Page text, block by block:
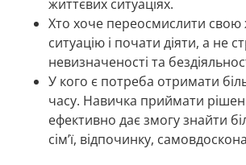
життєвих ситуаціях.
Хто хоче переосмислити свою
ситуацію і почати діяти, а не
невизначеності та
У кого є потреба отримати
часу. Навичка приймати
ефективно дає змогу знайти
сім’ї, відпочинку,